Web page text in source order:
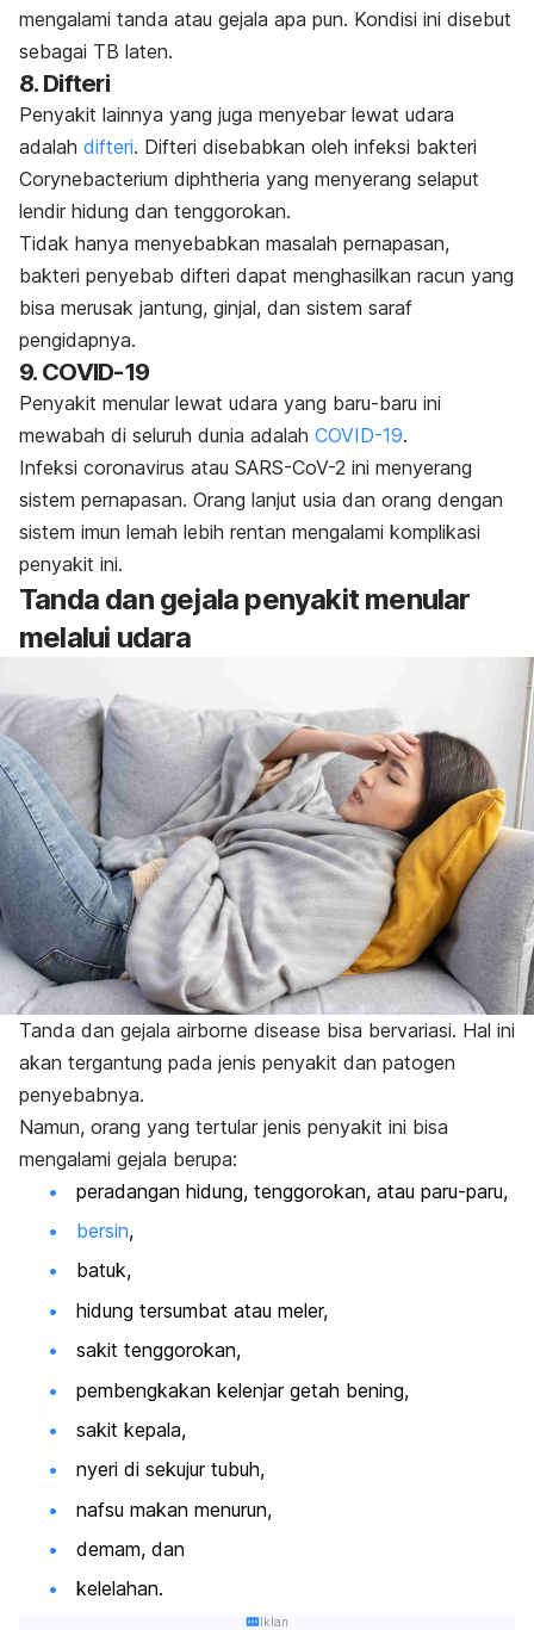
mengalami tanda atau gejala apa pun. Kondisi ini disebut
sebagai TB laten.
8. Difteri
Penyakit lainnya yang juga menyebar lewat udara
adalah difteri. Difteri disebabkan oleh infeksi bakteri
Corynebacterium diphtheria yang menyerang selaput
lendir hidung dan tenggorokan.
Tidak hanya menyebabkan masalah pernapasan,
bakteri penyebab difteri dapat menghasilkan racun yang
bisa merusak jantung, ginjal, dan sistem saraf
pengidapnya.
9. COVID-19
Penyakit menular lewat udara yang baru-baru ini
mewabah di seluruh dunia adalah COVID-19.
Infeksi coronavirus atau SARS-CoV-2 ini menyerang
sistem pernapasan. Orang lanjut usia dan orang dengan
sistem imun lemah lebih rentan mengalami komplikasi
penyakit ini.
Tanda dan gejala penyakit menular
melalui udara
Tanda dan gejala airborne disease bisa bervariasi. Hal ini
akan tergantung pada jenis penyakit dan patogen
penyebabnya.
Namun, orang yang tertular jenis penyakit ini bisa
mengalami gejala berupa:
peradangan hidung, tenggorokan, atau paru-paru,
bersin,
batuk,
hidung tersumbat atau meler,
sakit tenggorokan,
pembengkakan kelenjar getah bening,
sakit kepala,
nyeri di sekujur tubuh,
nafsu makan menurun,
demam, dan
kelelahan.
Iklan